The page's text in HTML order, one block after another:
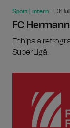
Sport | intern 31
FC
Echipa a
SuperLigă.